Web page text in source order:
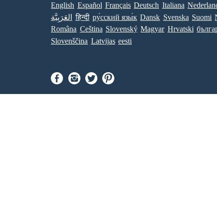
English Español Français Deutsch Italiana
العَرَبِيَّة
हिन्दी ру́сский язы́к Dansk Svenska Suomi
Româna Ceština Slovenský Magyar Hrvatski
Slovenščina Latvijas eesti